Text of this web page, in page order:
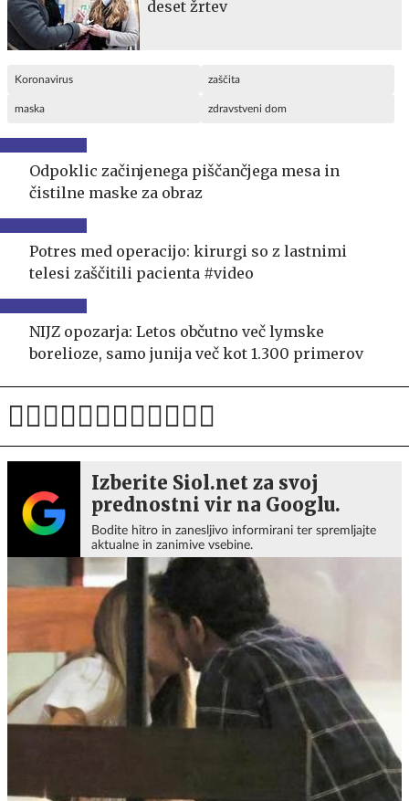
deset žrtev
Koronavirus zaščita
maska zdravstveni dom
Odpoklic začinjenega piščančjega mesa in
čistilne maske za obraz
Potres med operacijo: kirurgi so z lastnimi
telesi zaščitili pacienta #video
NIJZ opozarja: Letos občutno več lymske
borelioze, samo junija več kot 1.300 primerov
Izberite Siol.net za svoj
prednostni vir na Googlu.
Bodite hitro in zanesljivo informirani ter spremljajte
aktualne in zanimive vsebine.